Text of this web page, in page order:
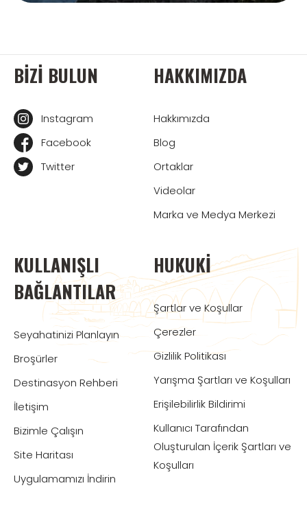
BIZI BULUN
Instagram
Facebook
Twitter
HAKKIMIZDA
Hakkımızda
Blog
Ortaklar
Videolar
Marka ve Medya Merkezi
KULLANIŞLI
BAĞLANTILAR
Seyahatinizi Planlayın
Broşürler
Destinasyon Rehberi
İletişim
Bizimle Çalışın
Site Haritası
Uygulamamızı İndirin
HUKUKI
Şartlar ve Koşullar
Çerezler
Gizlilik Politikası
Yarışma Şartları ve Koşulları
Erişilebilirlik Bildirimi
Kullanıcı Tarafından
Oluşturulan İçerik Şartları ve
Koşulları